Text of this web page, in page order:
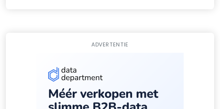
ADVERTENTIE